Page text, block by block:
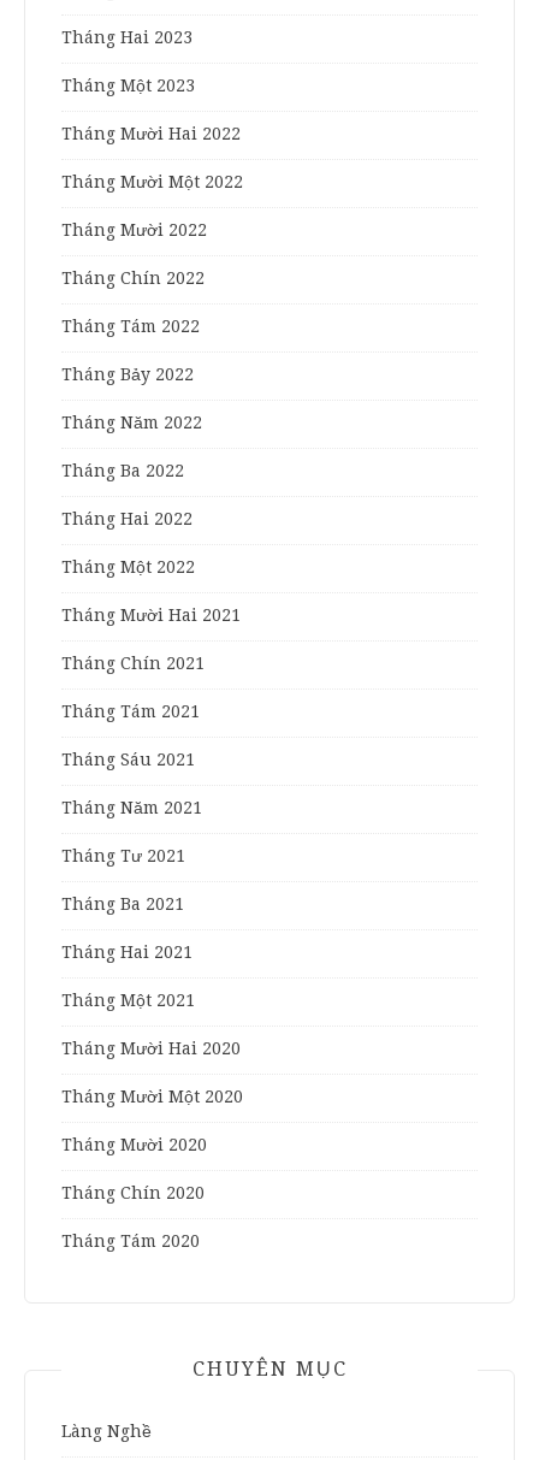
Tháng Hai 2023
Tháng Một 2023
Tháng Mười Hai 2022
Tháng Mười Một 2022
Tháng Mười 2022
Tháng Chín 2022
Tháng Tám 2022
Tháng Bảy 2022
Tháng Năm 2022
Tháng Ba 2022
Tháng Hai 2022
Tháng Một 2022
Tháng Mười Hai 2021
Tháng Chín 2021
Tháng Tám 2021
Tháng Sáu 2021
Tháng Năm 2021
Tháng Tư 2021
Tháng Ba 2021
Tháng Hai 2021
Tháng Một 2021
Tháng Mười Hai 2020
Tháng Mười Một 2020
Tháng Mười 2020
Tháng Chín 2020
Tháng Tám 2020
CHUYÊN MỤC
Làng Nghề